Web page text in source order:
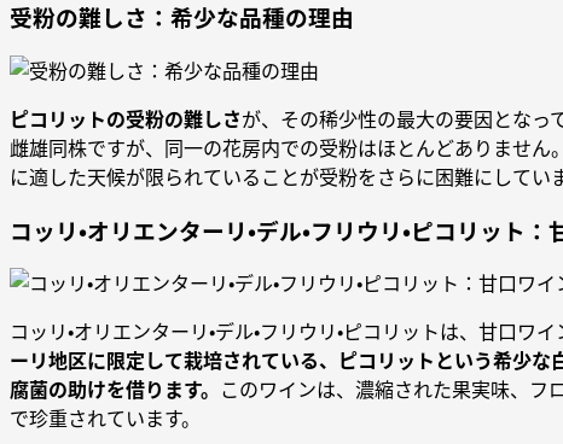
受粉の難しさ：希少な品種の理由
ピコリットの受粉の難しさが、その稀少性の最大の要因となっ
雌雄同株ですが、同一の花房内での受粉はほとんどありませ
に適した天候が限られていることが受粉をさらに困難にしてい
コッリ・オリエンターリ・デル・フリウリ・ピコリット
コッリ・オリエンターリ・デル・フリウリ・ピコリットは、甘口
ーリ地区に限定して栽培されている、ピコリットという希少
腐菌の助けを借ります。 このワインは、濃縮された果実味、フ
で珍重されています。